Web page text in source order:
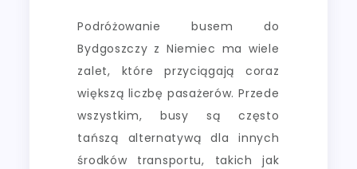
Podróżowanie busem do
Bydgoszczy z Niemiec ma wiele
zalet, które przyciągają coraz
większą liczbę pasażerów. Przede
wszystkim, busy są często
tańszą alternatywą dla innych
środków transportu, takich jak